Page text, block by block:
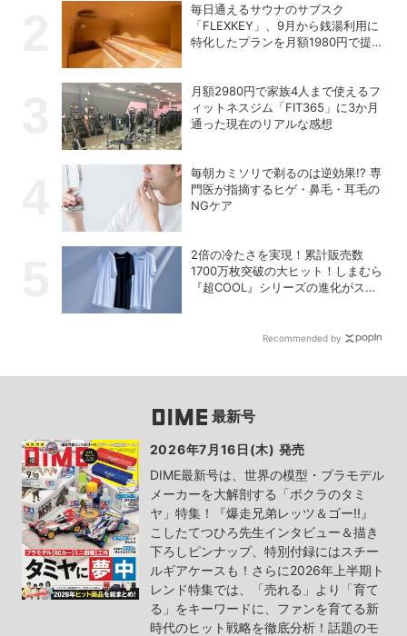
毎日通えるサウナのサブスク
「FLEXKEY」、9月から銭湯利用に
特化したプランを月額1980円で提供
月額2980円で家族4人まで使えるフ
ィットネスジム「FIT365」に3か月
通った現在のリアルな感想
毎朝カミソリで剃るのは逆効果!? 専
門医が指摘するヒゲ・鼻毛・耳毛の
NGケア
2倍の冷たさを実現！累計販売数
1700万枚突破の大ヒット！しまむら
『超COOL』シリーズの進化がスゴ
Recommended by
最新号
2026年7月16日(木) 発売
DIME最新号は、世界の模型・プラモデル
メーカーを大解剖する「ボクラのタミ
ヤ」特集！『爆走兄弟レッツ＆ゴー!!』
こしたてつひろ先生インタビュー＆描き
下ろしピンナップ、特別付録にはスチー
ルギアケースも！さらに2026年上半期ト
レンド特集では、「売れる」より「育て
る」をキーワードに、ファンを育てる新
時代のヒット戦略を徹底分析！話題のモ